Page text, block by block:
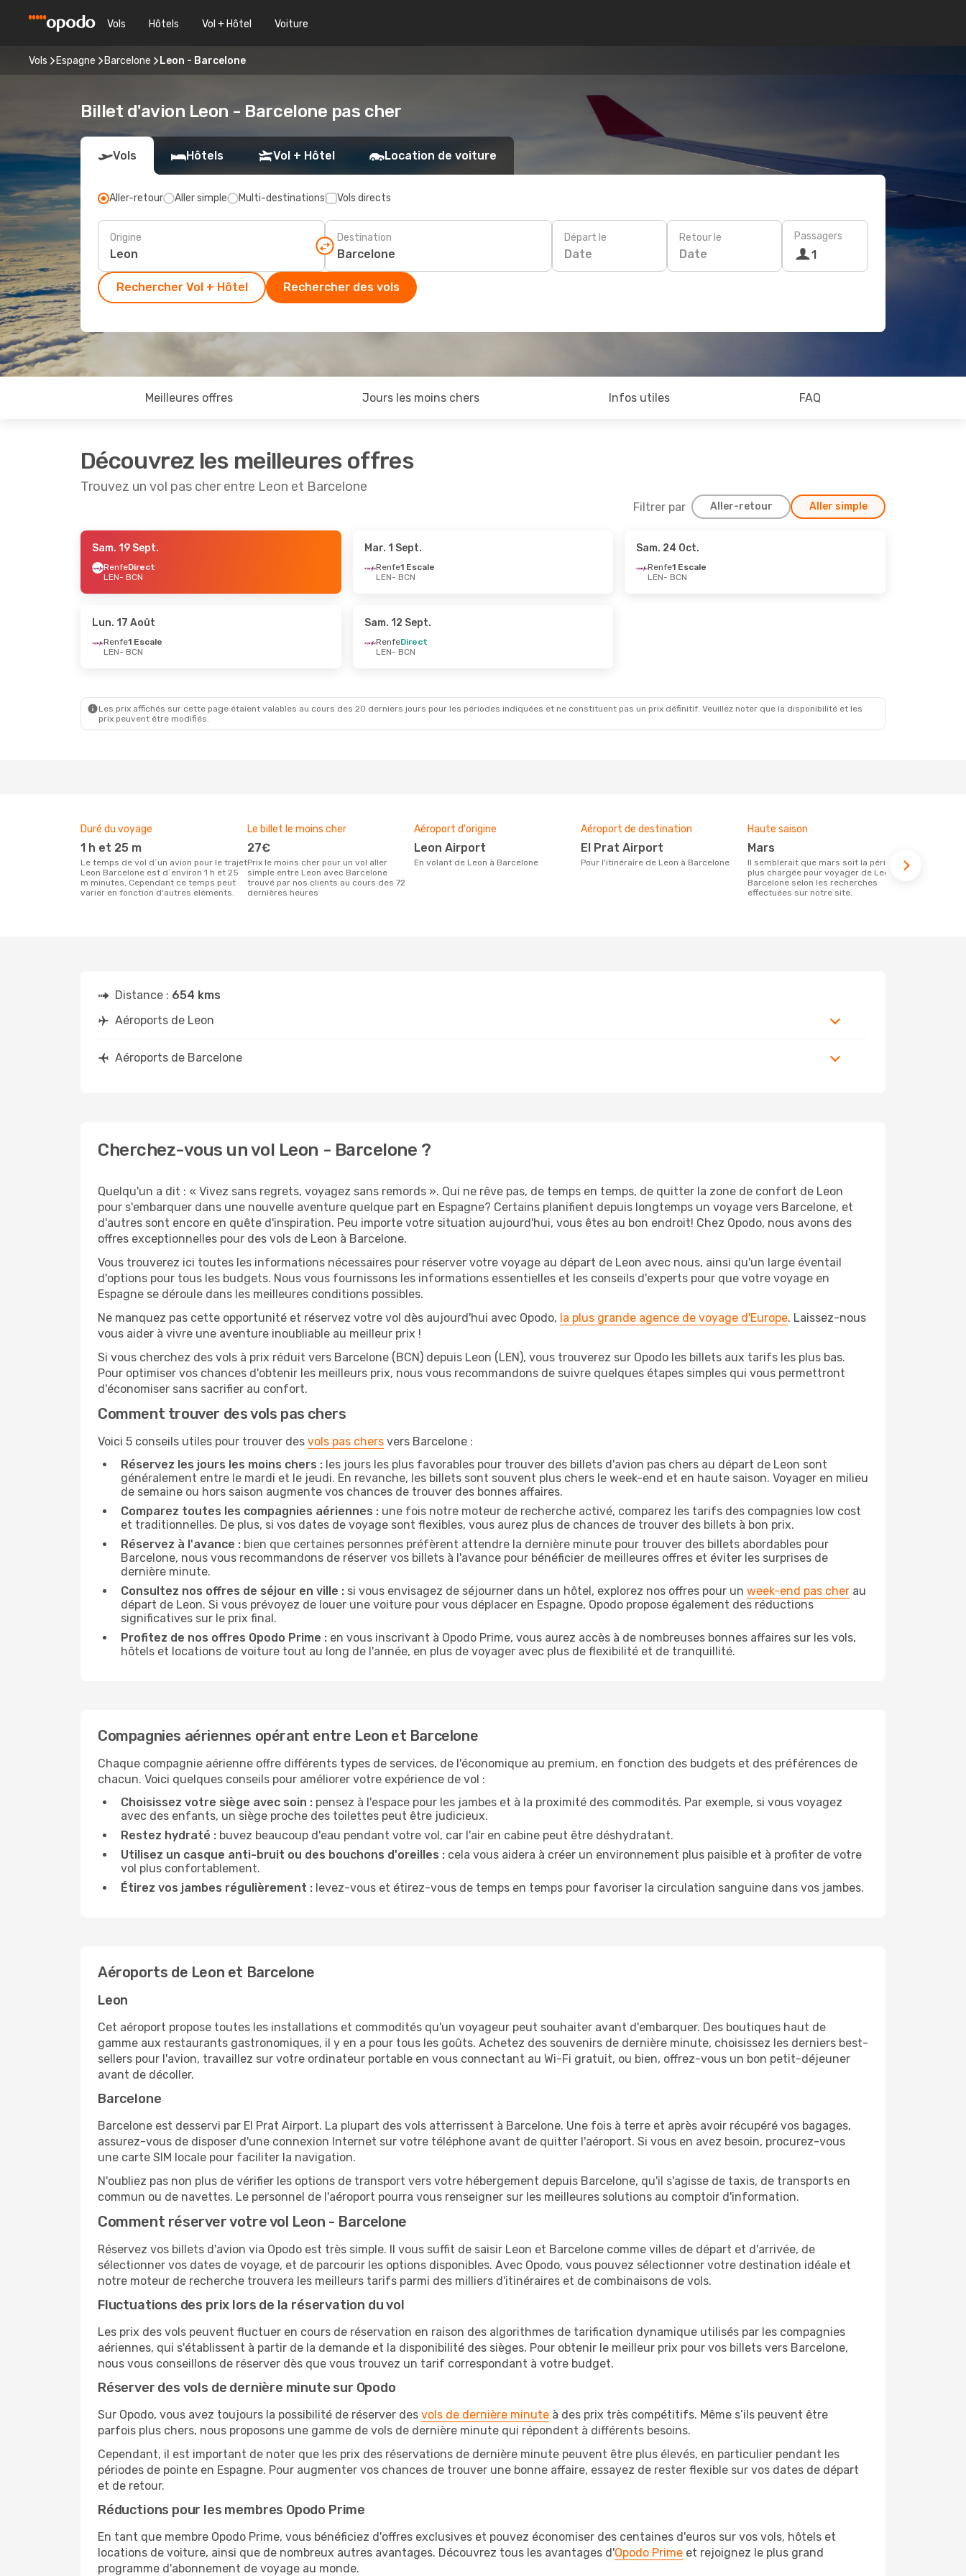
Vols Hôtels Vol + Hôtel Voiture
Vols Espagne Barcelone Leon - Barcelone
Billet d'avion Leon - Barcelone pas cher
Vols Hôtels Vol + Hôtel Location de voiture
Aller-retour Aller simple Multi-destinations Vols directs
Origine Destination Départ le
Date
Retour le
Date
Passagers
1
Rechercher Vol + Hôtel Rechercher des vols
Meilleures offres Jours les moins chers Infos utiles FAQ
Découvrez les meilleures offres
Trouvez un vol pas cher entre Leon et Barcelone
Filtrer par Aller-retour Aller simple
- Lun. 7 Sept.
Sam. 19 Sept.
RenfeDirect
LEN- BCN
Mar. 1 Sept.
Renfe1 Escale
LEN- BCN
Sam. 24 Oct.
Renfe1 Escale
LEN- BCN
Lun. 17 Août
Renfe1 Escale
LEN- BCN
Sam. 12 Sept.
RenfeDirect
LEN- BCN
Les prix affichés sur cette page étaient valables au cours des 20 derniers jours pour les périodes indiquées et ne constituent pas un prix définitif. Veuillez noter que la disponibilité et les
prix peuvent être modifiés.
Duré du voyage
1 h et 25 m
Le temps de vol d´un avion pour le trajet
Leon Barcelone est d´environ 1 h et 25
m minutes, Cependant ce temps peut
varier en fonction d'autres eléments.
Le billet le moins cher
27€
Prix le moins cher pour un vol aller
simple entre Leon avec Barcelone
trouvé par nos clients au cours des 72
dernières heures
Aéroport d'origine
Leon Airport
En volant de Leon à Barcelone
Aéroport de destination
El Prat Airport
Pour l'itinéraire de Leon à Barcelone
Haute saison
mars
Il semblerait que mars soit la période la
plus chargée pour voyager de Leon à
Barcelone selon les recherches
effectuées sur notre site.
Distance : 654 kms
Aéroports de Leon
Aéroports de Barcelone
Cherchez-vous un vol Leon - Barcelone ?
Quelqu'un a dit : « Vivez sans regrets, voyagez sans remords ». Qui ne rêve pas, de temps en temps, de quitter la zone de confort de Leon
pour s'embarquer dans une nouvelle aventure quelque part en Espagne? Certains planifient depuis longtemps un voyage vers Barcelone, et
d'autres sont encore en quête d'inspiration. Peu importe votre situation aujourd'hui, vous êtes au bon endroit! Chez Opodo, nous avons des
offres exceptionnelles pour des vols de Leon à Barcelone.
Vous trouverez ici toutes les informations nécessaires pour réserver votre voyage au départ de Leon avec nous, ainsi qu'un large éventail
d'options pour tous les budgets. Nous vous fournissons les informations essentielles et les conseils d'experts pour que votre voyage en
Espagne se déroule dans les meilleures conditions possibles.
Ne manquez pas cette opportunité et réservez votre vol dès aujourd'hui avec Opodo, la plus grande agence de voyage d'Europe. Laissez-nous
vous aider à vivre une aventure inoubliable au meilleur prix !
Si vous cherchez des vols à prix réduit vers Barcelone (BCN) depuis Leon (LEN), vous trouverez sur Opodo les billets aux tarifs les plus bas.
Pour optimiser vos chances d'obtenir les meilleurs prix, nous vous recommandons de suivre quelques étapes simples qui vous permettront
d'économiser sans sacrifier au confort.
Comment trouver des vols pas chers
Voici 5 conseils utiles pour trouver des vols pas chers vers Barcelone :
Réservez les jours les moins chers : les jours les plus favorables pour trouver des billets d'avion pas chers au départ de Leon sont
généralement entre le mardi et le jeudi. En revanche, les billets sont souvent plus chers le week-end et en haute saison. Voyager en milieu
de semaine ou hors saison augmente vos chances de trouver des bonnes affaires.
Comparez toutes les compagnies aériennes : une fois notre moteur de recherche activé, comparez les tarifs des compagnies low cost
et traditionnelles. De plus, si vos dates de voyage sont flexibles, vous aurez plus de chances de trouver des billets à bon prix.
Réservez à l'avance : bien que certaines personnes préfèrent attendre la dernière minute pour trouver des billets abordables pour
Barcelone, nous vous recommandons de réserver vos billets à l'avance pour bénéficier de meilleures offres et éviter les surprises de
dernière minute.
Consultez nos offres de séjour en ville : si vous envisagez de séjourner dans un hôtel, explorez nos offres pour un week-end pas cher au
départ de Leon. Si vous prévoyez de louer une voiture pour vous déplacer en Espagne, Opodo propose également des réductions
significatives sur le prix final.
Profitez de nos offres Opodo Prime : en vous inscrivant à Opodo Prime, vous aurez accès à de nombreuses bonnes affaires sur les vols,
hôtels et locations de voiture tout au long de l'année, en plus de voyager avec plus de flexibilité et de tranquillité.
Compagnies aériennes opérant entre Leon et Barcelone
Chaque compagnie aérienne offre différents types de services, de l'économique au premium, en fonction des budgets et des préférences de
chacun. Voici quelques conseils pour améliorer votre expérience de vol :
Choisissez votre siège avec soin : pensez à l'espace pour les jambes et à la proximité des commodités. Par exemple, si vous voyagez
avec des enfants, un siège proche des toilettes peut être judicieux.
Restez hydraté : buvez beaucoup d'eau pendant votre vol, car l'air en cabine peut être déshydratant.
Utilisez un casque anti-bruit ou des bouchons d'oreilles : cela vous aidera à créer un environnement plus paisible et à profiter de votre
vol plus confortablement.
Étirez vos jambes régulièrement : levez-vous et étirez-vous de temps en temps pour favoriser la circulation sanguine dans vos jambes.
Aéroports de Leon et Barcelone
Leon
Cet aéroport propose toutes les installations et commodités qu'un voyageur peut souhaiter avant d'embarquer. Des boutiques haut de
gamme aux restaurants gastronomiques, il y en a pour tous les goûts. Achetez des souvenirs de dernière minute, choisissez les derniers best-
sellers pour l'avion, travaillez sur votre ordinateur portable en vous connectant au Wi-Fi gratuit, ou bien, offrez-vous un bon petit-déjeuner
avant de décoller.
Barcelone
Barcelone est desservi par El Prat Airport. La plupart des vols atterrissent à Barcelone. Une fois à terre et après avoir récupéré vos bagages,
assurez-vous de disposer d'une connexion Internet sur votre téléphone avant de quitter l'aéroport. Si vous en avez besoin, procurez-vous
une carte SIM locale pour faciliter la navigation.
N'oubliez pas non plus de vérifier les options de transport vers votre hébergement depuis Barcelone, qu'il s'agisse de taxis, de transports en
commun ou de navettes. Le personnel de l'aéroport pourra vous renseigner sur les meilleures solutions au comptoir d'information.
Comment réserver votre vol Leon - Barcelone
Réservez vos billets d'avion via Opodo est très simple. Il vous suffit de saisir Leon et Barcelone comme villes de départ et d'arrivée, de
sélectionner vos dates de voyage, et de parcourir les options disponibles. Avec Opodo, vous pouvez sélectionner votre destination idéale et
notre moteur de recherche trouvera les meilleurs tarifs parmi des milliers d'itinéraires et de combinaisons de vols.
Fluctuations des prix lors de la réservation du vol
Les prix des vols peuvent fluctuer en cours de réservation en raison des algorithmes de tarification dynamique utilisés par les compagnies
aériennes, qui s'établissent à partir de la demande et la disponibilité des sièges. Pour obtenir le meilleur prix pour vos billets vers Barcelone,
nous vous conseillons de réserver dès que vous trouvez un tarif correspondant à votre budget.
Réserver des vols de dernière minute sur Opodo
Sur Opodo, vous avez toujours la possibilité de réserver des vols de dernière minute à des prix très compétitifs. Même s’ils peuvent être
parfois plus chers, nous proposons une gamme de vols de dernière minute qui répondent à différents besoins.
Cependant, il est important de noter que les prix des réservations de dernière minute peuvent être plus élevés, en particulier pendant les
périodes de pointe en Espagne. Pour augmenter vos chances de trouver une bonne affaire, essayez de rester flexible sur vos dates de départ
et de retour.
Réductions pour les membres Opodo Prime
En tant que membre Opodo Prime, vous bénéficiez d'offres exclusives et pouvez économiser des centaines d'euros sur vos vols, hôtels et
locations de voiture, ainsi que de nombreux autres avantages. Découvrez tous les avantages d'Opodo Prime et rejoignez le plus grand
programme d'abonnement de voyage au monde.